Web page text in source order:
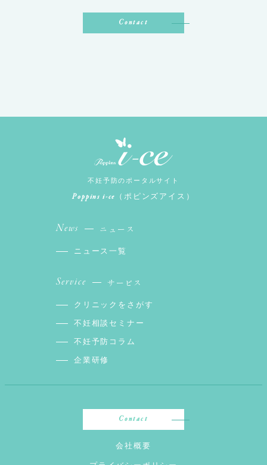
Contact
不妊予防のポータルサイト
Poppins i-ce （ポピンズアイス）
News ニュース
ニュース一覧
Service サービス
クリニックをさがす
不妊相談セミナー
不妊予防コラム
企業研修
Contact
会社概要